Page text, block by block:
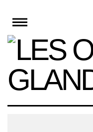
content